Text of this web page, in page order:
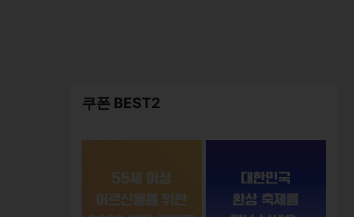
쿠폰 BEST2